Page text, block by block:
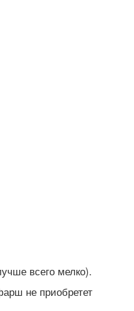
всего мелко).
не приобретет